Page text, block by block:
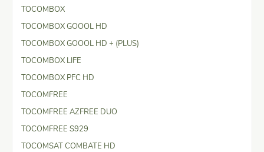
TOCOMBOX
TOCOMBOX GOOOL HD
TOCOMBOX GOOOL HD + (PLUS)
TOCOMBOX LIFE
TOCOMBOX PFC HD
TOCOMFREE
TOCOMFREE AZFREE DUO
TOCOMFREE S929
TOCOMSAT COMBATE HD